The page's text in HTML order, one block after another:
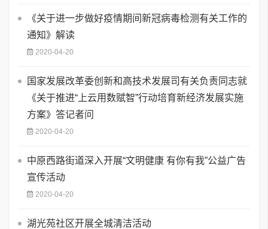
《关于进一步做好疫情期间新冠病毒检测有关工作的
通知》解读
2020-04-20
国家发展改革委创新和高技术发展司有关负责同志就
《关于推进“上云用数赋智”行动培育新经济发展实施
方案》答记者问
2020-04-20
中原西路街道深入开展“文明健康 有你有我”公益广告
宣传活动
2020-04-20
湖光苑社区开展全城清洁活动